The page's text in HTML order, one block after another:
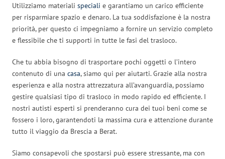
Utilizziamo materiali speciali e garantiamo un carico efficiente
per risparmiare spazio e denaro. La tua soddisfazione è la nostra
priorità, per questo ci impegniamo a fornire un servizio completo
e flessibile che ti supporti in tutte le fasi del trasloco.
Che tu abbia bisogno di trasportare pochi oggetti o l’intero
contenuto di una casa, siamo qui per aiutarti. Grazie alla nostra
esperienza e alla nostra attrezzatura all’avanguardia, possiamo
gestire qualsiasi tipo di trasloco in modo rapido ed efficiente. I
nostri autisti esperti si prenderanno cura dei tuoi beni come se
fossero i loro, garantendoti la massima cura e attenzione durante
tutto il viaggio da Brescia a Berat.
Siamo consapevoli che spostarsi può essere stressante, ma con